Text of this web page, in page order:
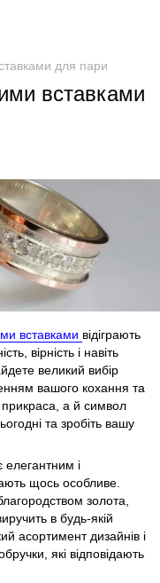
для пари
вставками
вставками відіграють
вірність і навіть
великий вибір
вашого кохання та
а й символ
та зробіть вашу
елегантним і
щось особливе.
золота,
в будь-якій
асортимент дизайнів і
які відповідають